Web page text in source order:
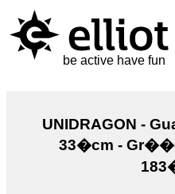
be active have fun
UNIDRAGON -
33�cm -